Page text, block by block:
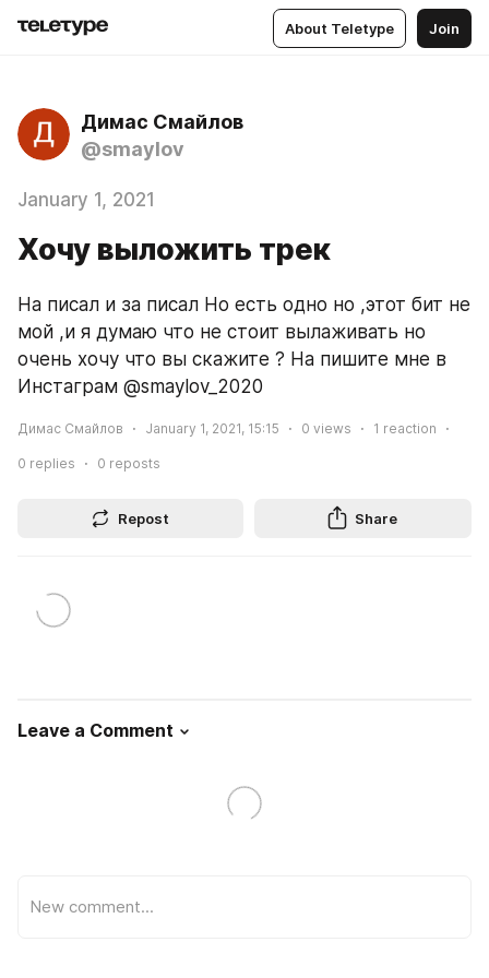
About Teletype Join
Димас Смайлов
@smaylov
January 1, 2021
Хочу выложить трек
На писал и за писал Но есть одно но ,этот бит не
мой ,и я думаю что не стоит вылаживать но
очень хочу что вы скажите ? На пишите мне в
Инстаграм @smaylov_2020
Димас Смайлов January 1, 2021, 15:15 0 views 1 reaction
0 replies 0 reposts
Repost Share
Leave a Comment